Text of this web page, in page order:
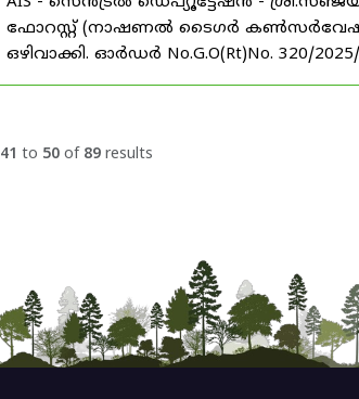
ഫോറസ്റ്റ് (നാഷണൽ ടൈഗർ കൺസർവേഷൻ
ഒഴിവാക്കി. ഓർഡർ No.G.O(Rt)No. 320/
41 to 50 of 89 results